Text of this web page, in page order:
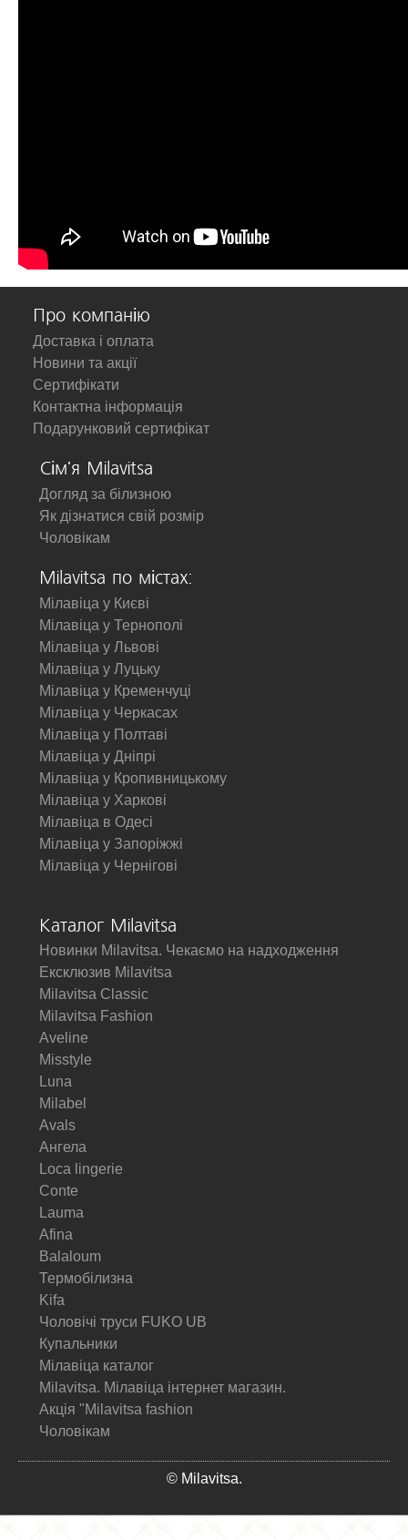
Про компанію
Доставка і оплата
Новини та акції
Сертифікати
Контактна інформація
Подарунковий сертифікат
Сім'я Milavitsa
Догляд за білизною
Як дізнатися свій розмір
Чоловікам
Milavitsa по містах:
Мілавіца у Києві
Мілавіца у Тернополі
Мілавіца у Львові
Мілавіца у Луцьку
Мілавіца у Кременчуці
Мілавіца у Черкасах
Мілавіца у Полтаві
Мілавіца у Дніпрі
Мілавіца у Кропивницькому
Мілавіца у Харкові
Мілавіца в Одесі
Мілавіца у Запоріжжі
Мілавіца у Чернігові
Каталог Milavitsa
Новинки Milavitsa. Чекаємо на надходження
Ексклюзив Milavitsa
Milavitsa Classic
Milavitsa Fashion
Aveline
Misstyle
Luna
Milabel
Avals
Ангела
Loca lingerie
Conte
Lauma
Afina
Balaloum
Термобілизна
Kifa
Чоловічі труси FUKO UB
Купальники
Мілавіца каталог
Milavitsa. Мілавіца інтернет магазин.
Акція "Milavitsa fashion
Чоловікам
© Milavitsa.